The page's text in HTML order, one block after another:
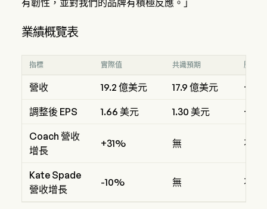
業績概覽表
指標 實際值 共識預期 勝/敗
營收 19.2 億美元 17.9 億美元
調整後 EPS 1.66 美元 1.30 美元
Coach 營收
增長
+31% 無 不適
Kate Spade
營收增長
-10% 無 不適